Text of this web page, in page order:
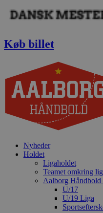
Køb billet
Nyheder
Holdet
Ligaholdet
Teamet omkring
Aalborg Håndbold
U/17
U/19 Liga